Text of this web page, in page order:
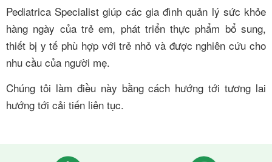
Pediatrica Specialistgiúp các gia đình quản lý sức khỏe
hàng ngày của trẻ em, phát triển thực phẩm bổ sung,
thiết bị y tế phù hợp với trẻ nhỏ và được nghiên cứu cho
nhu cầu của người mẹ.
Chúng tôi làm điều này bằng cách hướng tới tương lai
hướng tới cải tiến liên tục.